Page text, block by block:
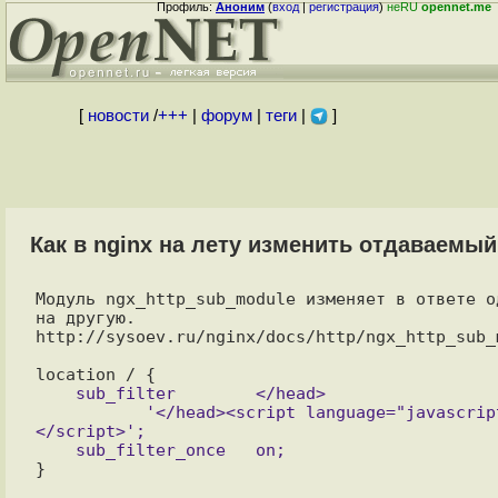
Профиль:Аноним(вход|регистрация)неRUopennet.me
[ новости/+++ форум| теги| ]
Как в nginx на лету изменить
Модуль ngx_http_sub_module изменяет в ответе
на другую.
http://sysoev.ru/nginx/docs/http/
</script>';
}